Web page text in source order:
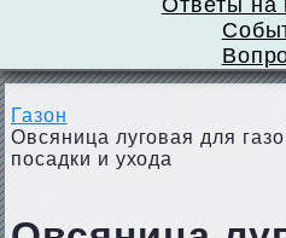
Ответы на
Газон
Овсяница луговая для
посадки и ухода